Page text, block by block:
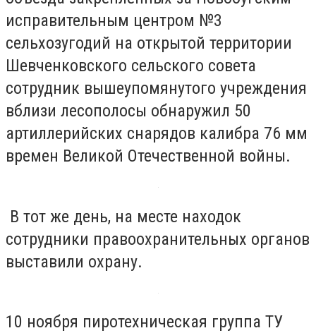
исправительным центром №3
сельхозугодий на открытой территории
Шевченковского сельского совета
сотрудник вышеупомянутого учреждения
вблизи лесополосы обнаружил 50
артиллерийских снарядов калибра 76 мм
времен Великой Отечественной войны.
В тот же день, на месте находок
сотрудники правоохранительных органов
выставили охрану.
10 ноября пиротехническая группа ТУ